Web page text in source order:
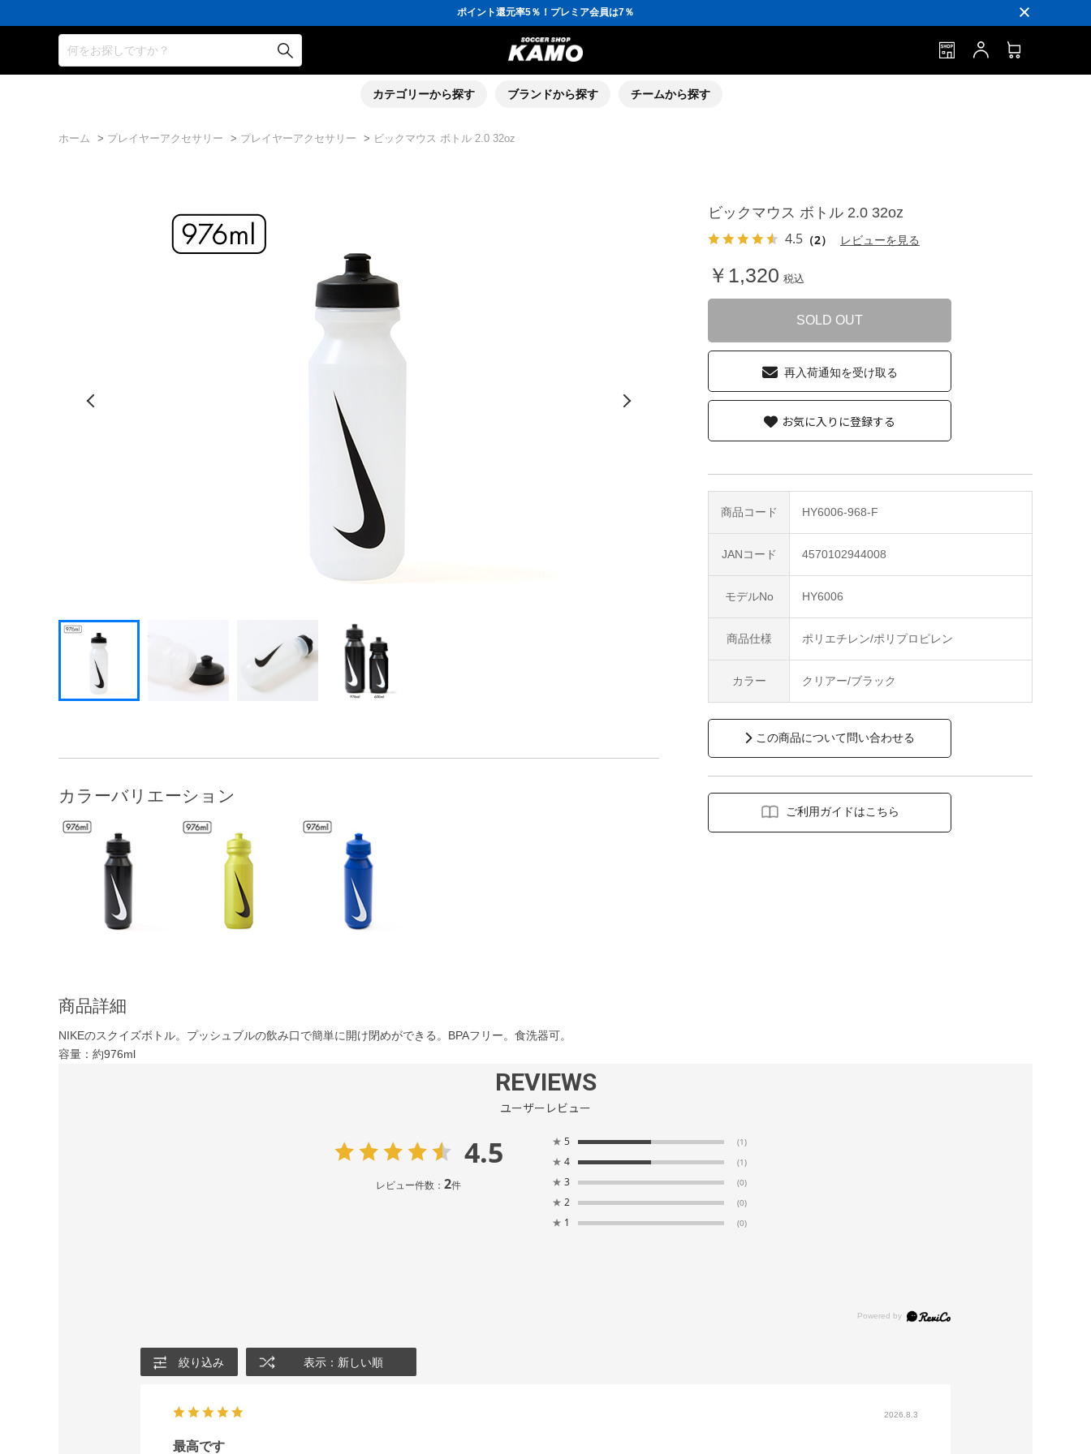
ポイント還元率5％！プレミア会員は7％
会員の方にはお誕生月に「10％OFFクーポン」プレゼント！
16,000円(税込)以上でシューズケースプレゼント！
3,300円(税込)以上で送料無料！
ポイント還元率5％！プレミア会員は7％
会員の方にはお誕生月に「10％OFFクーポン」プレゼント！
何をお探しですか？
カテゴリーから探す ブランドから探す チームから探す
ホーム > プレイヤーアクセサリー > プレイヤーアクセサリー > ビックマウス ボトル 2.0 32oz
カラーバリエーション
商品詳細
NIKEのスクイズボトル。プッシュブルの飲み口で簡単に開け閉めができる。BPAフリー。食洗器可。
容量：約976ml
ビックマウス ボトル 2.0 32oz
4.5 （2） レビューを見る
￥1,320 税込
SOLD OUT
再入荷通知を受け取る
商品コード HY6006-968-F
JANコード 4570102944008
モデルNo HY6006
商品仕様 ポリエチレン/ポリプロピレン
カラー クリアー/ブラック
この商品について問い合わせる
ご利用ガイドはこちら
お気に入りに登録する
REVIEWS
ユーザーレビュー
4.5
レビュー件数： 2件
★ 5 (1)
★ 4 (1)
★ 3 (0)
★ 2 (0)
★ 1 (0)
絞り込み 表示：新しい順
2026.8.3
最高です